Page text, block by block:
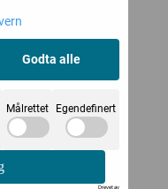
Godta alle
Målrettet Egendefinert
Drevet av